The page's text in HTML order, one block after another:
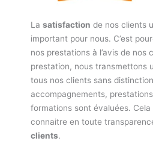
Lasatisfaction de nos clients
important pour nous. C’est
nos prestations à l’avis de nos
prestation, nous transmettons
tous nos clients sans
accompagnements,
formations sont évaluées.
connaitre en toute
clients.